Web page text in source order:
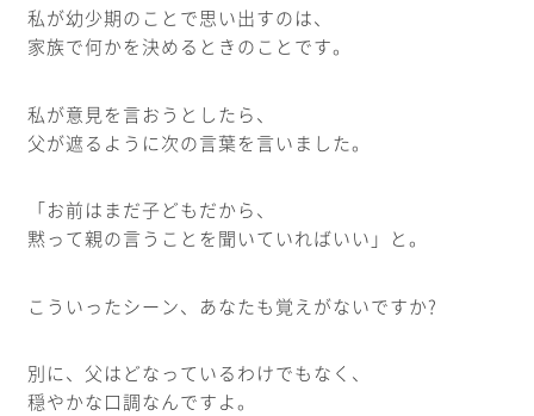
私が幼少期のことで思い出すのは、
家族で何かを決めるときのことです。
私が意見を言おうとしたら、
父が遮るように次の言葉を言いました。
「お前はまだ子どもだから、
黙って親の言うことを聞いていればいい」と。
こういったシーン、あなたも覚えがないですか?
別に、父はどなっているわけでもなく、
穏やかな口調なんですよ。